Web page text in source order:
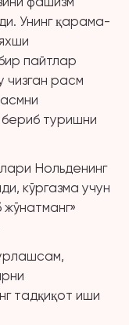
Унинг қарама-
пайтлар
чизган расм
туришни
Нольденинг
кўргазма учун
тадқиқот иши